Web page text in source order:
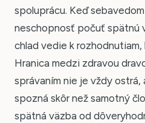
spoluprácu. Keď
neschopnosť počuť spätnú
chlad vedie k
Hranica medzi zdravou
správaním nie je vždy ostrá,
spozná skôr než samotný
spätná väzba od